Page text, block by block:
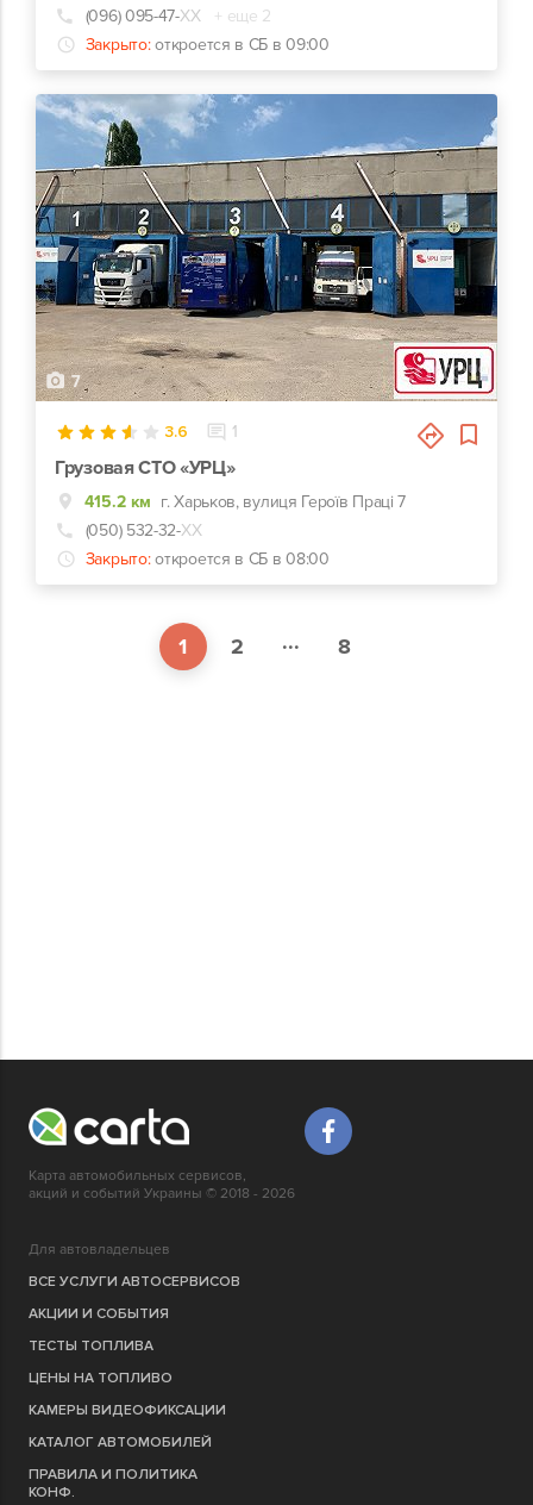
(096) 095-47-ХХ
+ еще 2
Закрыто: откроется в СБ в 09:00
7
3.6 1
Грузовая СТО «УРЦ»
415.2 км г. Харьков, вулиця Героїв Праці 7
(050) 532-32-ХХ
Закрыто: откроется в СБ в 08:00
1 2 ... 8
Карта автомобильных сервисов,
акций и событий Украины © 2018 - 2026
Для автовладельцев
ВСЕ УСЛУГИ АВТОСЕРВИСОВ
АКЦИИ И СОБЫТИЯ
ТЕСТЫ ТОПЛИВА
ЦЕНЫ НА ТОПЛИВО
КАМЕРЫ ВИДЕОФИКСАЦИИ
КАТАЛОГ АВТОМОБИЛЕЙ
ПРАВИЛА И ПОЛИТИКА
КОНФ.